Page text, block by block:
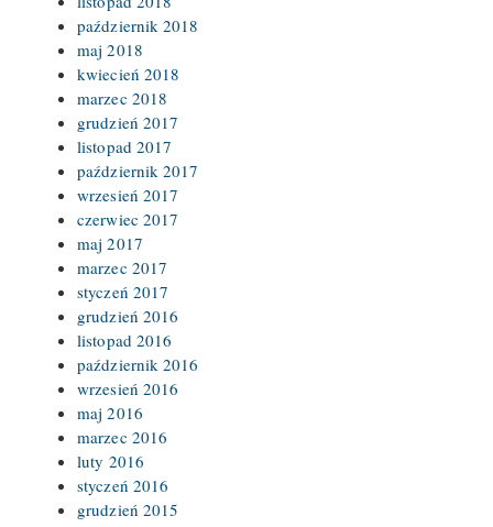
październik 2018
maj 2018
kwiecień 2018
marzec 2018
grudzień 2017
listopad 2017
październik 2017
wrzesień 2017
czerwiec 2017
maj 2017
marzec 2017
styczeń 2017
grudzień 2016
listopad 2016
październik 2016
wrzesień 2016
maj 2016
marzec 2016
luty 2016
styczeń 2016
grudzień 2015